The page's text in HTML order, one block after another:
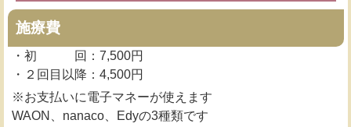
施療費
・初 回：7,500円
・２回目以降：4,500円
※お支払いに電子マネーが使えます
WAON、nanaco、Edyの3種類です